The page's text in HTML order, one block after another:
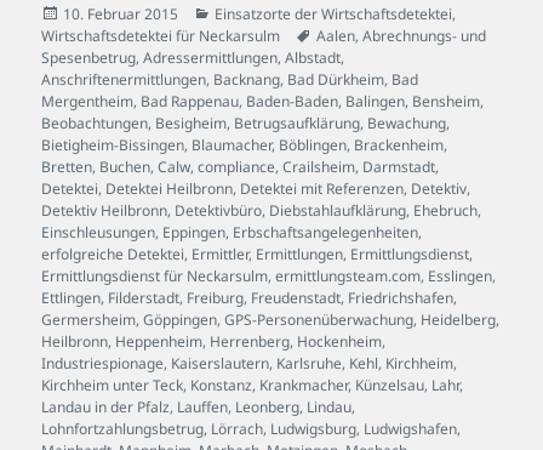
Veröffentlicht
am
10. Februar 2015 Kategorien
Einsatzorte der Wirtschaftsdetektei,
Wirtschaftsdetektei für Neckarsulm
Schlagwörter
Aalen,Abrechnungs- und
Spesenbetrug,Adressermittlungen,Albstadt,
Anschriftenermittlungen, Backnang, Bad Dürkheim, Bad
Mergentheim, Bad Rappenau, Baden-Baden, Balingen, Bensheim,
Beobachtungen, Besigheim, Betrugsaufklärung, Bewachung,
Bietigheim-Bissingen, Blaumacher, Böblingen, Brackenheim,
Bretten, Buchen,Calw,compliance,Crailsheim, Darmstadt,
Detektei, Detektei Heilbronn, Detektei mit Referenzen, Detektiv,
Detektiv Heilbronn, Detektivbüro, Diebstahlaufklärung, Ehebruch,
Einschleusungen, Eppingen, Erbschaftsangelegenheiten,
erfolgreiche Detektei, Ermittler, Ermittlungen, Ermittlungsdienst,
Ermittlungsdienst für Neckarsulm,ermittlungsteam.com, Esslingen,
Ettlingen, Filderstadt, Freiburg, Freudenstadt, Friedrichshafen,
Germersheim,Göppingen,GPS-Personenüberwachung, Heidelberg,
Heilbronn, Heppenheim, Herrenberg, Hockenheim,
Industriespionage, Kaiserslautern, Karlsruhe, Kehl, Kirchheim,
Kirchheim unter Teck, Konstanz, Krankmacher, Künzelsau, Lahr,
Landau in der Pfalz, Lauffen, Leonberg, Lindau,
Lohnfortzahlungsbetrug, Lörrach, Ludwigsburg, Ludwigshafen,